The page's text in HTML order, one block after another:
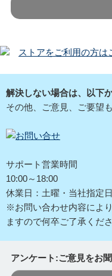
ストアをご利用の方は
解決しない場合は、以下
その他、ご意見、ご要望
サポート営業時間
10:00～18:00
休業日：土曜・当社指定
※お問い合わせ内容によ
ますので何卒ご了承くださ
アンケート:ご意見をお